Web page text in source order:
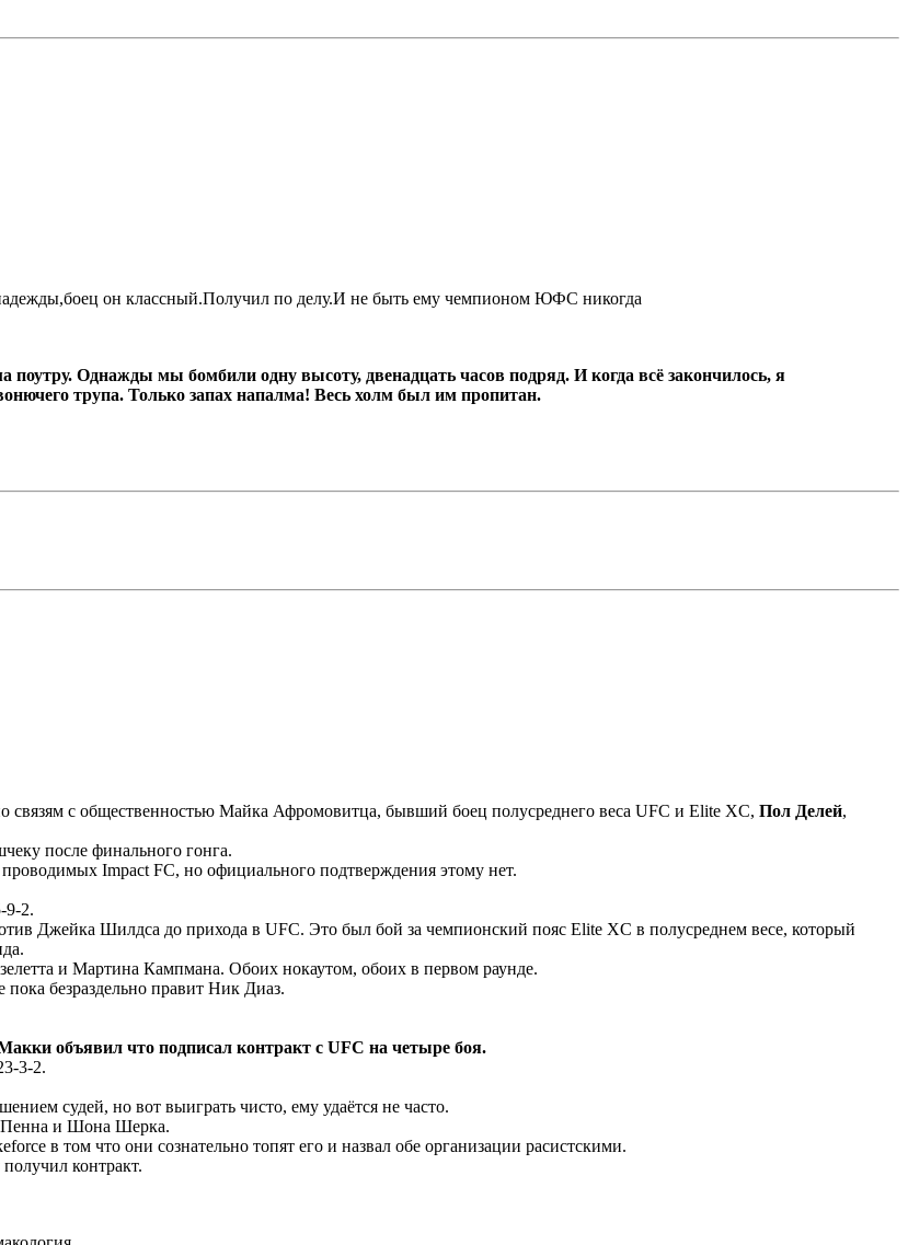
он классный.Получил по делу.И не быть ему чемпионом ЮФС никогда
поутру. Однажды мы бомбили одну высоту, двенадцать часов подряд. И когда всё закончилось, я
трупа. Только запах напалма! Весь холм был им пропитан.
с общественностью Майка Афромовитца, бывший боец полусреднего веса UFC и Elite XC, Пол Делей,
после финального гонга.
Impact FC, но официального подтверждения этому нет.
9-2.
Джейка Шилдса до прихода в UFC. Это был бой за чемпионский пояс Elite XC в полусреднем весе, который
и Мартина Кампмана. Обоих нокаутом, обоих в первом раунде.
пока безраздельно правит Ник Диаз.
объявил что подписал контракт с UFC на четыре боя.
3-2.
судей, но вот выиграть чисто, ему удаётся не часто.
и Шона Шерка.
в том что они сознательно топят его и назвал обе организации расистскими.
контракт.